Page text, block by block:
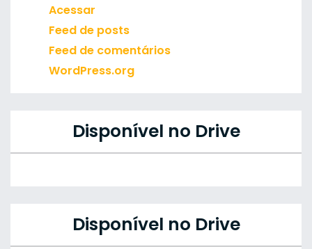
Acessar
Feed de posts
Feed de comentários
WordPress.org
Disponível no Drive
Disponível no Drive